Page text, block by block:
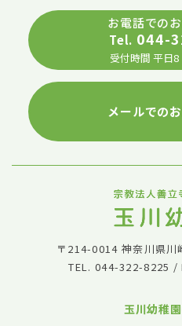
お電話での
Tel. 044-
受付時間 平日
メールでの
〒214-0014 神奈川県川
TEL. 044-322-8225 /
玉川幼稚